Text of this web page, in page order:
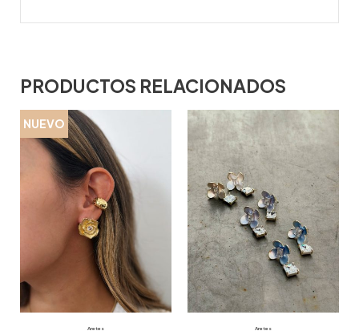
PRODUCTOS RELACIONADOS
NUEVO
Aretes Aretes